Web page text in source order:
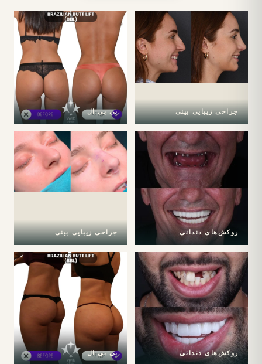
جراحی زیبایی بینی بی بی ال
روکش‌های دندانی جراحی زیبایی بینی
روکش‌های دندانی بی بی ال